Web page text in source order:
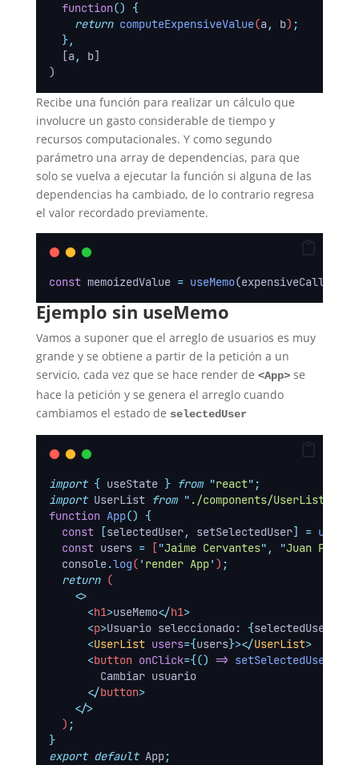
function()
{
return computeExpensiveValue(a, b) ;
},
  [a
,
b]
)
Recibe una función para realizar un cálculo que
involucre un gasto considerable de tiempo y
recursos computacionales. Y como segundo
parámetro una array de dependencias, para que
solo se vuelva a ejecutar la función si alguna de las
dependencias ha cambiado, de lo contrario regresa
el valor recordado previamente.
const memoizedValue = useMemo(expensiveCallback
Ejemplo sin useMemo
Vamos a suponer que el arreglo de usuarios es muy
grande y se obtiene a partir de la petición a un
servicio, cada vez que se hace render de <App>se
hace la petición y se genera el arreglo cuando
cambiamos el estado de selectedUser
import { useState } from "react" ;
import UserList from " ./components/UserList
function App()
{
const
[selectedUser, setSelectedUser] =
const users = ["Jaime Cervantes" , "Juan Perez
console.log( ' render App' ) ;
return (
<>
<h1>useMemo</h1>
<p>Usuario seleccionado: {selectedUser
<UserList users={users}></UserList>
<button onClick={() => setSelectedUser
        Cambiar usuario
</button>
</>
  )
;
}
export default App;